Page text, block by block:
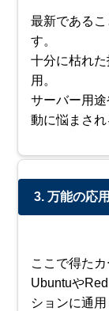
最新である
す。
十分に枯れ
用。
サーバー用
動に悩まされ
3. 万能の応
ここで得た
Ubuntuや
ションに通用